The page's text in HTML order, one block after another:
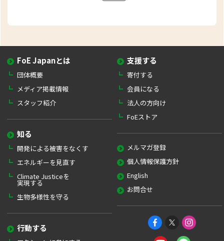
FoE Japanとは
団体概要
メディア掲載情報
スタッフ紹介
知る
開発による被害をなくす
エネルギーを見直す
Climate Justiceを
実現する
生物多様性を守る
行動する
支援する
寄付する
会員になる
法人の方向け
FoEストア
メルマガ登録
個人情報保護方針
English
お問合せ